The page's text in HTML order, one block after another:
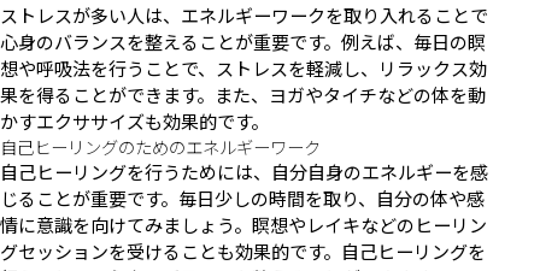
ストレスが多い人は、エネルギーワークを取り入れることで
心身のバランスを整えることが重要です。例えば、毎日の瞑
想や呼吸法を行うことで、ストレスを軽減し、リラックス効
果を得ることができます。また、ヨガやタイチなどの体を動
かすエクササイズも効果的です。
自己ヒーリングのためのエネルギーワーク
自己ヒーリングを行うためには、自分自身のエネルギーを感
じることが重要です。毎日少しの時間を取り、自分の体や感
情に意識を向けてみましょう。瞑想やレイキなどのヒーリン
グセッションを受けることも効果的です。自己ヒーリングを